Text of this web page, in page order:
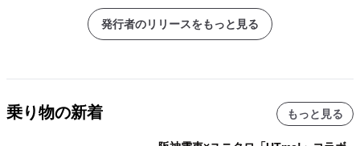
発行者のリリースをもっと見る
乗り物の新着 もっと見る